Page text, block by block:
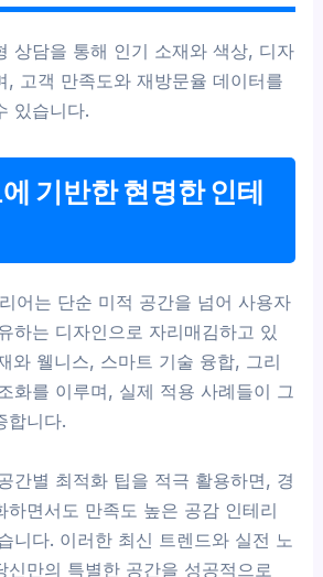
상담을 통해 인기 소재와 색상, 디자
, 고객 만족도와 재방문율 데이터를
있습니다.
기반한 현명한 인테
어는 단순 미적 공간을 넘어 사용자
하는 디자인으로 자리매김하고 있
와 웰니스, 스마트 기술 융합, 그리
화를 이루며, 실제 적용 사례들이 그
합니다.
간별 최적화 팁을 적극 활용하면, 경
하면서도 만족도 높은 공감 인테리
니다. 이러한 최신 트렌드와 실전 노
신만의 특별한 공간을 성공적으로